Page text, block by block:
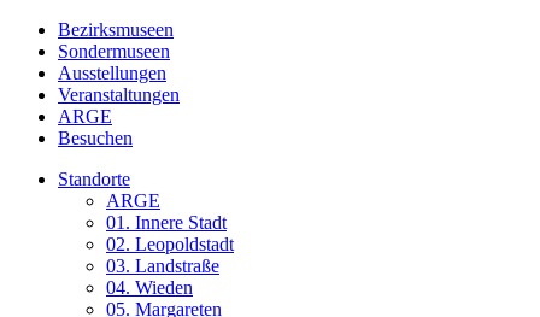
Bezirksmuseen
Sondermuseen
Ausstellungen
Veranstaltungen
ARGE
Besuchen
Standorte
ARGE
01. Innere Stadt
02. Leopoldstadt
03. Landstraße
04. Wieden
05. Margareten